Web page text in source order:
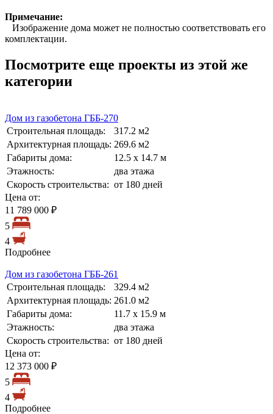
Примечание:
Изображение дома может не полностью соответствовать его
комплектации.
Посмотрите еще проекты из этой же
категории
Дом из газобетона ГББ-270
Строительная площадь:
317.2 м2
Архитектурная площадь: 269.6 м2
Габариты дома:
12.5 х 14.7 м
Этажность:
два этажа
Скорость строительства: от 180 дней
Цена от:
11 789 000 ₽
5
4
Подробнее
Дом из газобетона ГББ-261
Строительная площадь:
329.4 м2
Архитектурная площадь: 261.0 м2
Габариты дома:
11.7 х 15.9 м
Этажность:
два этажа
Скорость строительства: от 180 дней
Цена от:
12 373 000 ₽
5
4
Подробнее